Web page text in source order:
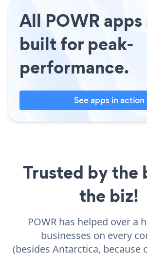
All POWR apps
built for peak-
performance.
See apps in action
Trusted by the
the biz!
POWR has helped over a
businesses on every
(besides Antarctica, because